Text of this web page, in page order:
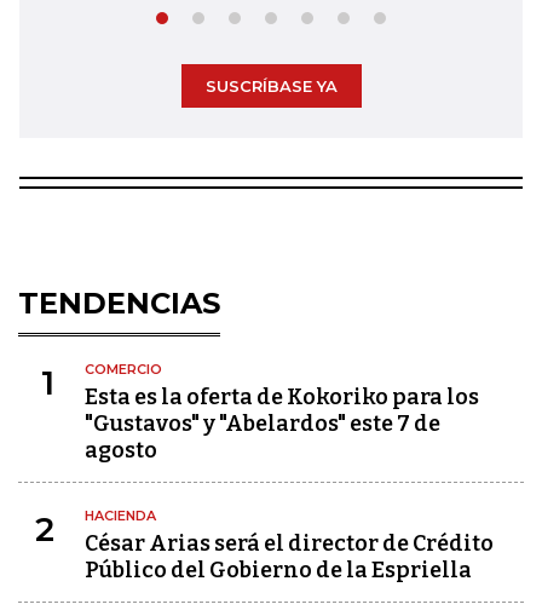
SUSCRÍBASE YA
TENDENCIAS
1 COMERCIO
Esta es la oferta de Kokoriko para los
"Gustavos" y "Abelardos" este 7 de
agosto
2 HACIENDA
César Arias será el director de Crédito
Público del Gobierno de la Espriella